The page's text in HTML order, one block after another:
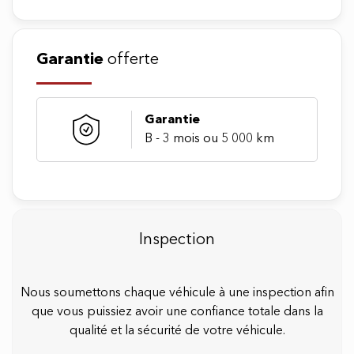
AJUSTEMENT ÉLECTRIQUE + CHAUFFANT
ÉLECTRONIQUE A DOUBLE ZONE
-CAMÉRA DE RECUL COULEUR ET CAMERA
AVANT COULEUR
-SYSTÈME D'ASSISTANCE DÉMARRAGE EN
-ARRET / DÉMARRAGE AUTOMATIQUE
-SYSTEME FORD MYKEY + FORD
Garantie offerte
Garantie
B - 3 mois ou 5 000 km
Inspection
Nous soumettons chaque véhicule à une inspection afin
que vous puissiez avoir une confiance totale dans la
qualité et la sécurité de votre véhicule.